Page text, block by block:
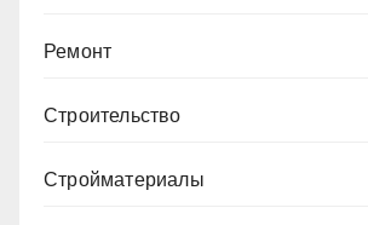
Ремонт
Строительство
Стройматериалы